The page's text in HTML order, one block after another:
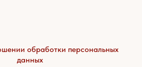
обработки персональных
данных